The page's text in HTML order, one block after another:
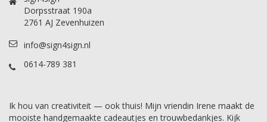
Dorpsstraat 190a
2761 AJ Zevenhuizen
info@sign4sign.nl
0614-789 381
Ik hou van creativiteit — ook thuis! Mijn vriendin Irene maakt de
mooiste handgemaakte cadeautjes en trouwbedankjes. Kijk